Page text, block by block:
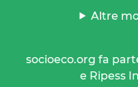
Altre
socioeco.org fa
e Ripess